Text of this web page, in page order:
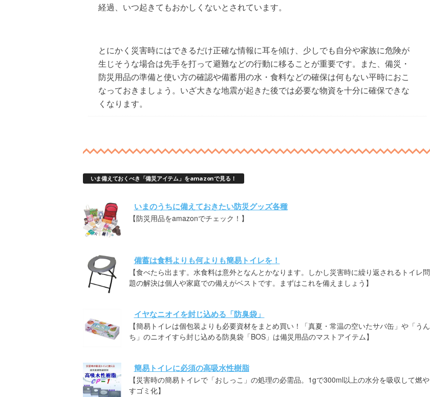
経過、いつ起きてもおかしくないとされています。
とにかく災害時にはできるだけ正確な情報に耳を傾け、少しでも自分や家族に危険が
生じそうな場合は先手を打って避難などの行動に移ることが重要です。また、備災・
防災用品の準備と使い方の確認や備蓄用の水・食料などの確保は何もない平時におこ
なっておきましょう。いざ大きな地震が起きた後では必要な物資を十分に確保できな
くなります。
いま備えておくべき「備災アイテム」をamazonで見る！
いまのうちに備えておきたい防災グッズ各種
【防災用品をamazonでチェック！】
備蓄は食料よりも何よりも簡易トイレを！
【食べたら出ます。水食料は意外となんとかなります。しかし災害時に繰り返されるトイレ問
題の解決は個人や家庭での備えがベストです。まずはこれを備えましょう】
イヤなニオイを封じ込める「防臭袋」
【簡易トイレは個包装よりも必要資材をまとめ買い！「真夏・常温の空いたサバ缶」や「うん
ち」のニオイすら封じ込める防臭袋「BOS」は備災用品のマストアイテム】
簡易トイレに必須の高吸水性樹脂
【災害時の簡易トイレで「おしっこ」の処理の必需品。1gで300ml以上の水分を吸収して燃や
すゴミ化】